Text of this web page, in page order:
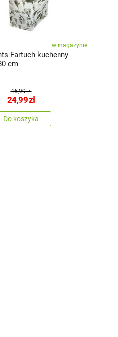
w magazynie
Fartuch kuchenny
cm
46,99 zł
24,99zł
Do koszyka